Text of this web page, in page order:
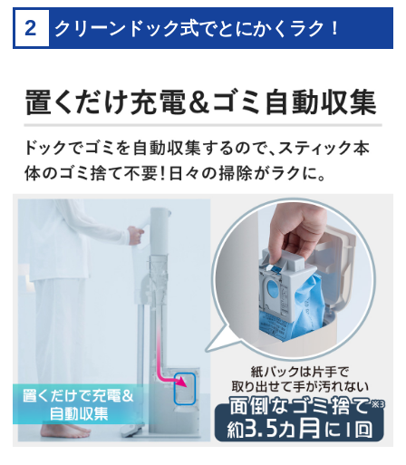
2 クリーンドック式でとにかくラク！